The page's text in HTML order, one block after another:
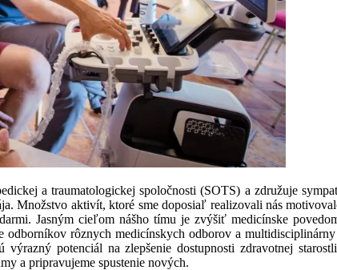
a traumatologickej spoločnosti (SOTS) a združuje
Množstvo aktivít, ktoré sme doposiaľ realizovali nás
Jasným cieľom nášho tímu je zvýšiť medicínske
rôznych medicínskych odborov a
potenciál na zlepšenie dostupnosti zdravotnej
a pripravujeme spustenie nových.